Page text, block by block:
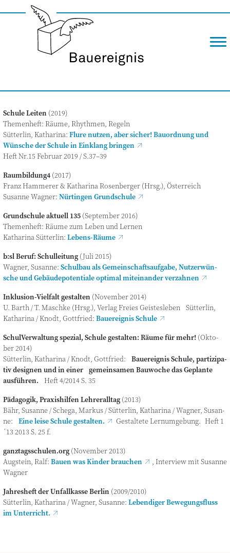
Schu­le Leiten (2019)
The­men­heft: Räu­me, Rhyth­men, Regeln
Süt­ter­lin, Katha­ri­na: Flu­re nut­zen, aber sicher! Bau­ord­nung und
Wün­sche der Schu­le in Ein­klang bringen
Heft Nr.15 Febru­ar 2019 / S.37–39
Raumbildung4 (2017)
Franz Ham­me­rer & Katha­ri­na Rosen­ber­ger (Hrsg.), Österreich
Susan­ne Wag­ner: Nür­tin­gen Grundschule
Grund­schu­le aktu­ell 135 (Sep­tem­ber 2016)
The­men­heft: Räu­me zum Leben und Lernen
Katha­ri­na Süt­ter­lin: Lebens-Räu­me
b:sl Beruf: Schulleitung (Juli 2015)
Wag­ner, Susan­ne: Schul­bau als Gemein­schafts­auf­ga­be, Nut­zer­wün­
sche und Gebäu­de­poten­tia­le opti­mal mit­ein­an­der verzahnen
Inklu­si­on-Viel­falt gestalten (Novem­ber 2014)
U. Barth / T. Maschke (Hrsg.), Ver­lag Frei­es Geis­tes­le­ben Süt­ter­lin,
Katha­ri­na / Knodt, Gott­fried: Bau­e­reig­nis Schule
Schul­Ver­wal­tung spe­zi­al, Schu­le gestal­ten: Räu­me für mehr! (Okto­
ber 2014)
Süt­ter­lin, Katha­ri­na / Knodt, Gott­fried: Bau­e­reig­nis Schu­le, par­ti­zi­pa­
tiv desi­gnen und in einer gemein­sa­men Bau­wo­che das Geplan­te
aus­füh­ren. Heft 4/2014 S. 35
Päd­ago­gik, Pra­xis­hil­fen Lehreralltag (2013)
Bähr, Susan­ne / Sche­ga, Mar­kus / Süt­ter­lin, Katha­ri­na / Wag­ner, Susan­
ne: Eine lei­se Schu­le gestal­ten.
Gestal­te­te Lern­um­ge­bung. Heft 1
´13 2013 S. 25 f.
ganztagsschulen.org (Novem­ber 2013)
Aug­stein, Ralf: Bau­en was Kin­der brau­chen
, Inter­view mit Susan­ne
Wagner
Jah­res­heft der Unfall­kas­se Berlin (2009/2010)
Süt­ter­lin, Katha­ri­na / Wag­ner, Susan­ne: Leben­di­ger Bewe­gungs­fluss
im Unterricht.